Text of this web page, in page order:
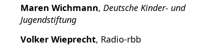
Maren Wichmann, Deutsche Kinder- und
Jugendstiftung
Volker Wieprecht, Radio-rbb